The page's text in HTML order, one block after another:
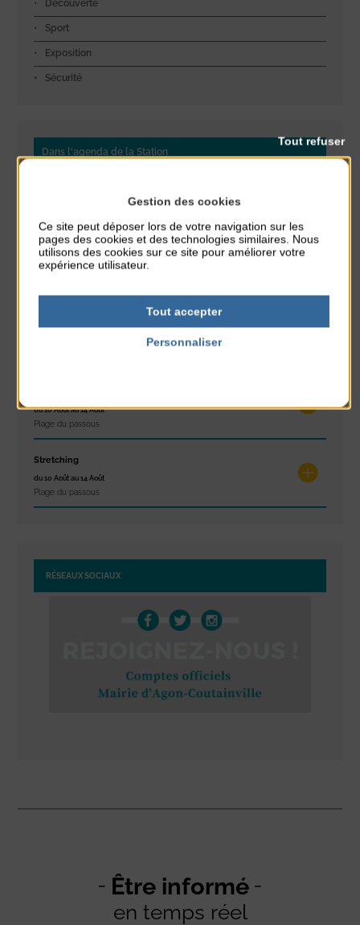
Découverte
Sport
Exposition
Sécurité
Dans l'agenda de la Station
Concert
du 9 Août au 9 Août
du 10 Août au 14 Août
Plage du passous
Stretching
du 10 Août au 14 Août
Plage du passous
RÉSEAUX SOCIAUX
Être informé
en temps réel
Gestion des cookies
Ce site peut déposer lors de votre navigation sur les
pages des cookies et des technologies similaires. Nous
utilisons des cookies sur ce site pour améliorer votre
expérience utilisateur.
Tout accepter
Tout refuser
Personnaliser